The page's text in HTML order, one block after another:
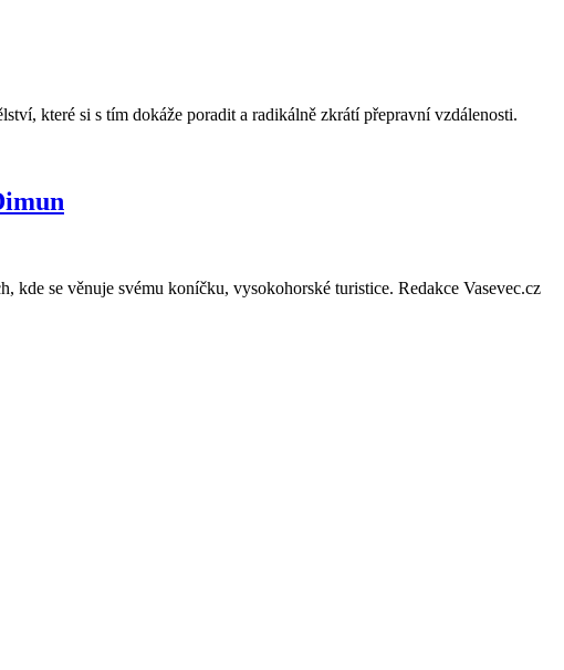
které si s tím dokáže poradit a radikálně zkrátí přepravní vzdálenosti.
se věnuje svému koníčku, vysokohorské turistice. Redakce Vasevec.cz